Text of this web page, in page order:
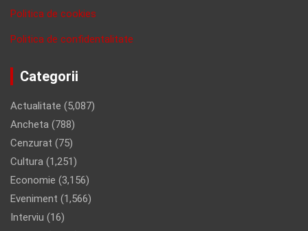
Politica de cookies
Politica de confidentalitate
Categorii
Actualitate (5,087)
Ancheta (788)
Cenzurat (75)
Cultura (1,251)
Economie (3,156)
Eveniment (1,566)
Interviu (16)